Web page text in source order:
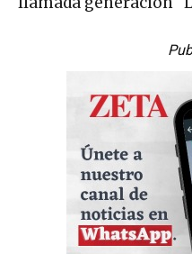
llamada generación